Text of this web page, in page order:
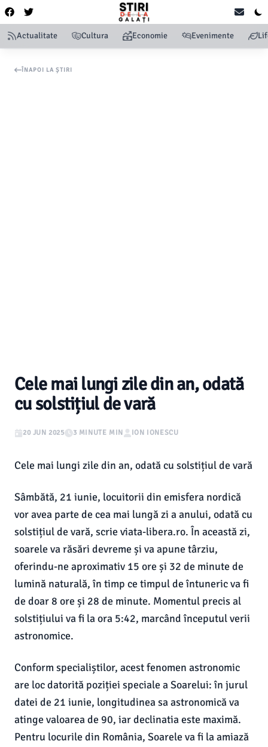
Actualitate Cultura Economie Evenimente
ÎNAPOI LA ȘTIRI
Cele mai lungi zile din an, odată
cu solstițiul de vară
20 JUN 2025 3 MINUTE MIN ION IONESCU
Cele mai lungi zile din an, odată cu solstițiul de vară
Sâmbătă, 21 iunie, locuitorii din emisfera nordică
vor avea parte de cea mai lungă zi a anului, odată cu
solstițiul de vară, scrie viata-libera.ro. În această zi,
soarele va răsări devreme și va apune târziu,
oferindu-ne aproximativ 15 ore și 32 de minute de
lumină naturală, în timp ce timpul de întuneric va fi
de doar 8 ore și 28 de minute. Momentul precis al
solstițiului va fi la ora 5:42, marcând începutul verii
astronomice.
Conform specialiștilor, acest fenomen astronomic
are loc datorită poziției speciale a Soarelui: în jurul
datei de 21 iunie, longitudinea sa astronomică va
atinge valoarea de 90, iar declinatia este maximă.
Pentru locurile din România, Soarele va fi la amiază